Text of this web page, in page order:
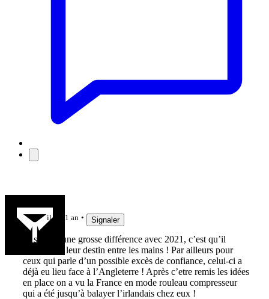
il y a 1 an Signaler
Et surtout une grosse différence avec 2021, c’est qu’il
n’avait pas leur destin entre les mains ! Par ailleurs pour
ceux qui parle d’un possible excès de confiance, celui-ci a
déjà eu lieu face à l’Angleterre ! Après c’etre remis les idées
en place on a vu la France en mode rouleau compresseur
qui a été jusqu’à balayer l’irlandais chez eux !